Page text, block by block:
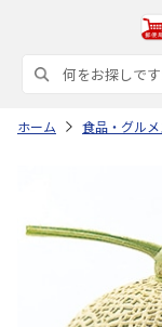
ホーム 食品・グル